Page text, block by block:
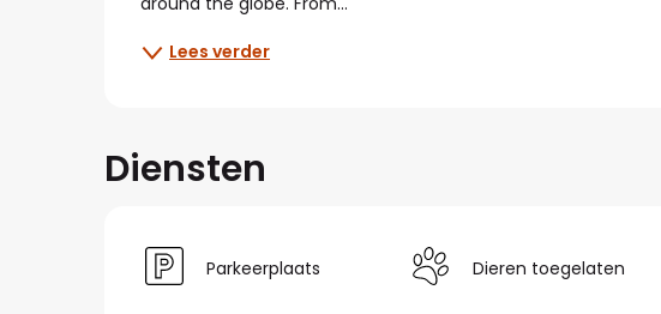
Lees verder
Diensten
Parkeerplaats Dieren toegelaten